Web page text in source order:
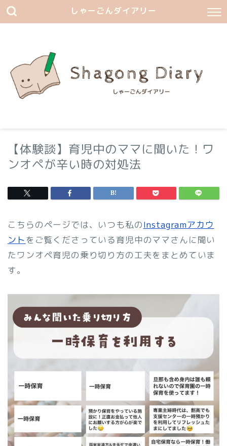
しゃーごんダイアリー
【体験談】育児中のママに聞いた！ワ
ンオペが辛い時の対処法
こちらのページでは、いつも私のInstagramアカウ
ントをご覧くださっている育児中のママさんに聞い
たワンオペ育児の乗り切り方の工夫をまとめていま
す。